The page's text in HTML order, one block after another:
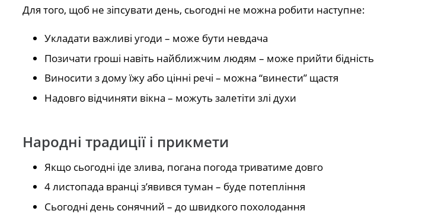
Для того, щоб не зіпсувати день, сьогодні не можна робити наступне:
Укладати важливі угоди – може бути невдача
Позичати гроші навіть найближчим людям – може прийти бідність
Виносити з дому їжу або цінні речі – можна “винести” щастя
Надовго відчиняти вікна – можуть залетіти злі духи
Народні традиції і прикмети
Якщо сьогодні іде злива, погана погода триватиме довго
4 листопада вранці з’явився туман – буде потепління
Сьогодні день сонячний – до швидкого похолодання